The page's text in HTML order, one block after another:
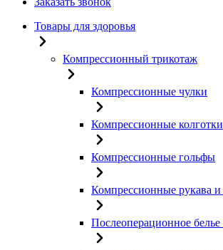
Товары для здоровья
Компрессионный трикотаж
Компрессионные чулки
Компрессионные колготки
Компрессионные гольфы
Компрессионные рукава и
Послеоперационное